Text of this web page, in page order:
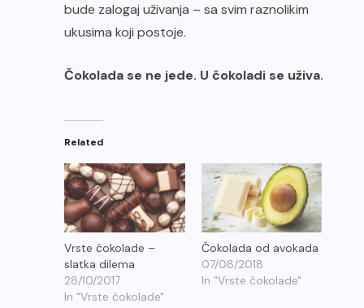
bude zalogaj uživanja – sa svim raznolikim
ukusima koji postoje.
Čokolada se ne jede. U čokoladi se uživa.
Related
Vrste čokolade –
slatka dilema
28/10/2017
In "Vrste čokolade"
Čokolada od avokada
07/08/2018
In "Vrste čokolade"